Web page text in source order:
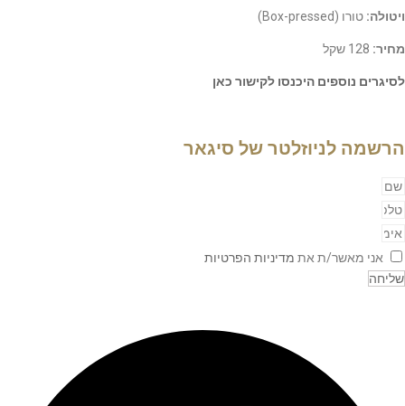
ויטולה: טורו (Box-pressed
)
מחיר:
לסיגרים נוספים היכנסו לקישור כאן
הרשמה לניוזלטר של סיגאר
אני מאשר/ת את מדיניות הפרטיות
שליחה